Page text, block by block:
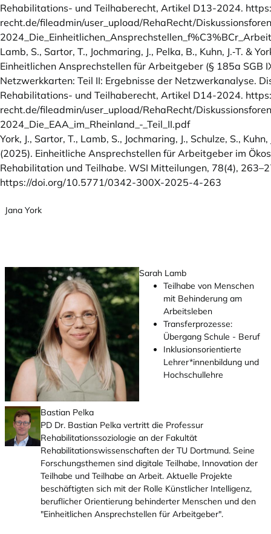
Rehabilitations- und Teilhaberecht, Artikel D13-2024.
recht.de/fileadmin/user_upload/RehaRecht/
Lamb, S., Sartor, T., Jochmaring, J., Pelka, B., Kuhn, J.‑T. &
Einheitlichen Ansprechstellen für Arbeitgeber (§ 185a SGB
Netzwerkkarten: Teil II: Ergebnisse der Netzwerkanalyse.
Rehabilitations- und Teilhaberecht, Artikel D14-2024.
recht.de/fileadmin/user_upload/RehaRecht/
2024_Die_EAA_im_Rheinland_-_Teil_II.pdf
York, J., Sartor, T., Lamb, S., Jochmaring, J., Schulze, S., Kuhn,
(2025). Einheitliche Ansprechstellen für Arbeitgeber im
Rehabilitation und Teilhabe. WSI Mitteilungen, 78(4),
https://doi.org/10.5771/0342-300X-2025-4-263
Jana York
Sarah Lamb
Teilhabe von Menschen
mit Behinderung am
Arbeitsleben
Transferprozesse:
Übergang Schule - Beruf
Inklusionsorientierte
Lehrer*innenbildung und
Hochschullehre
Bastian Pelka
PD Dr. Bastian Pelka vertritt die Professur
Rehabilitationssoziologie an der Fakultät
Rehabilitationswissenschaften der TU Dortmund. Seine
Forschungsthemen sind digitale Teilhabe, Innovation der
Teilhabe und Teilhabe an Arbeit. Aktuelle Projekte
beschäftigten sich mit der Rolle Künstlicher Intelligenz,
beruflicher Orientierung behinderter Menschen und den
"Einheitlichen Ansprechstellen für Arbeitgeber".